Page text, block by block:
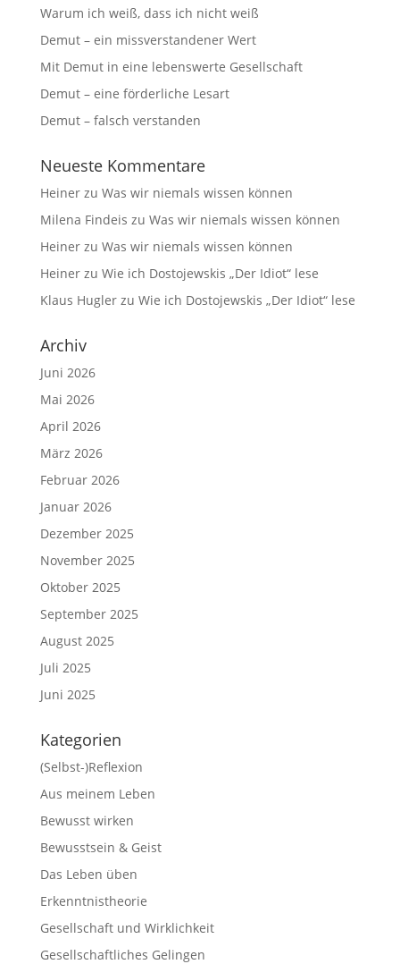
Warum ich weiß, dass ich nicht weiß
Demut – ein missverstandener Wert
Mit Demut in eine lebenswerte Gesellschaft
Demut – eine förderliche Lesart
Demut – falsch verstanden
Neueste Kommentare
Heinerzu Was wir niemals wissen können
Milena Findeis zu Was wir niemals wissen können
Heinerzu Was wir niemals wissen können
Heinerzu Wie ich Dostojewskis „Der Idiot“ lese
Klaus Huglerzu Wie ich Dostojewskis „Der Idiot“ lese
Archiv
Juni 2026
Mai 2026
April 2026
März 2026
Februar 2026
Januar 2026
Dezember 2025
November 2025
Oktober 2025
September 2025
August 2025
Juli 2025
Juni 2025
Kategorien
(Selbst-)Reflexion
Aus meinem Leben
Bewusst wirken
Bewusstsein & Geist
Das Leben üben
Erkenntnistheorie
Gesellschaft und Wirklichkeit
Gesellschaftliches Gelingen